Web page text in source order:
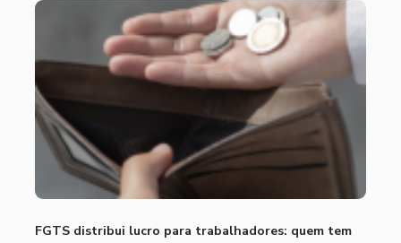
FGTS distribui lucro para trabalhadores: quem tem